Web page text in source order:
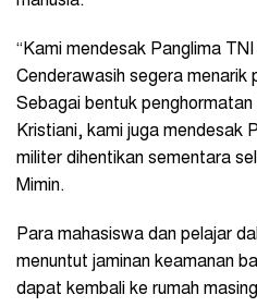
“Kami mendesak Panglima
Cenderawasih segera menarik
Sebagai bentuk
Kristiani, kami juga mendesak
militer dihentikan sementara
Mimin.
Para mahasiswa dan pelajar
menuntut jaminan keamanan
dapat kembali ke rumah